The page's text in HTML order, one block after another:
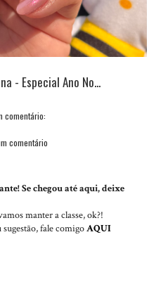
- Especial Ano No...
comentário:
comentário
Se chegou até aqui, deixe
manter a classe, ok?!
fale comigoAQUI